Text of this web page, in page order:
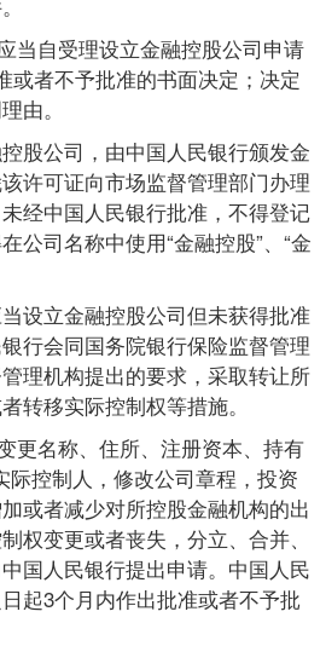
自受理设立金融控股公司申请
或者不予批准的书面决定；决定
由。
公司，由中国人民银行颁发金
许可证向市场监督管理部门办理
经中国人民银行批准，不得登记
公司名称中使用“金融控股”、“金
立金融控股公司但未获得批准
行会同国务院银行保险监督管理
理机构提出的要求，采取转让所
转移实际控制权等措施。
名称、住所、注册资本、持有
际控制人，修改公司章程，投资
或者减少对所控股金融机构的出
权变更或者丧失，分立、合并、
国人民银行提出申请。中国人民
起3个月内作出批准或者不予批